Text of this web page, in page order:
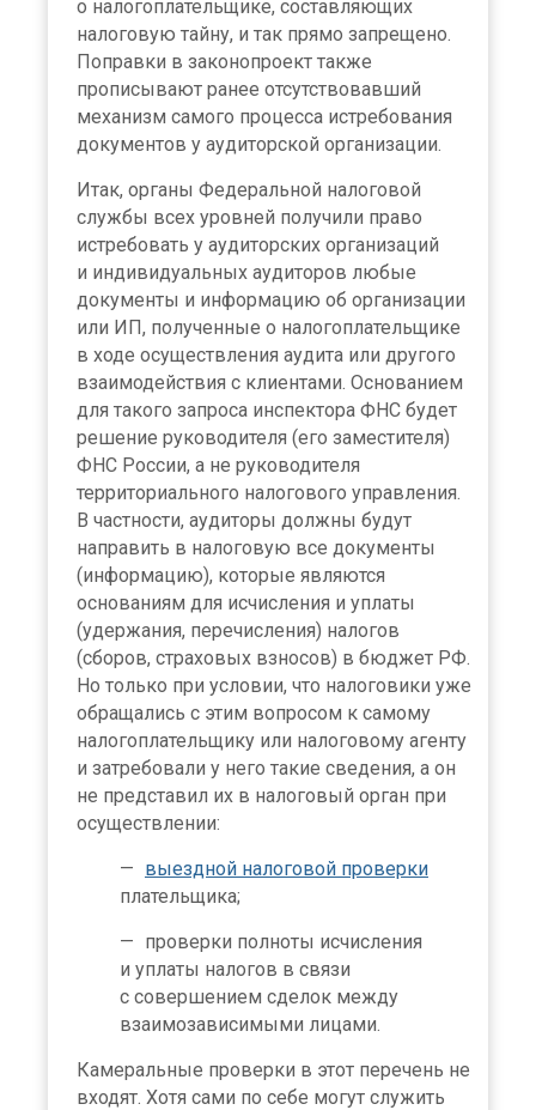
о налогоплательщике, составляющих
налоговую тайну, и так прямо запрещено.
Поправки в законопроект также
прописывают ранее отсутствовавший
механизм самого процесса истребования
документов у аудиторской организации.
Итак, органы Федеральной налоговой
службы всех уровней получили право
истребовать у аудиторских организаций
и индивидуальных аудиторов любые
документы и информацию об организации
или ИП, полученные о налогоплательщике
в ходе осуществления аудита или другого
взаимодействия с клиентами. Основанием
для такого запроса инспектора ФНС будет
решение руководителя (его заместителя)
ФНС России, а не руководителя
территориального налогового управления.
В частности, аудиторы должны будут
направить в налоговую все документы
(информацию), которые являются
основаниям для исчисления и уплаты
(удержания, перечисления) налогов
(сборов, страховых взносов) в бюджет РФ.
Но только при условии, что налоговики уже
обращались с этим вопросом к самому
налогоплательщику или налоговому агенту
и затребовали у него такие сведения, а он
не представил их в налоговый орган при
осуществлении:
выездной налоговой проверки
плательщика;
проверки полноты исчисления
и уплаты налогов в связи
с совершением сделок между
взаимозависимыми лицами.
Камеральные проверки в этот перечень не
входят. Хотя сами по себе могут служить